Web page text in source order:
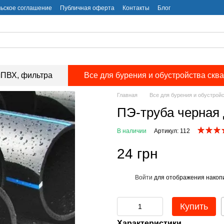
соглашение Публичная оферта Контакты Блог
фильтра Все для бурения и обустройства
Главная Все для бурения и
ПЭ-труба черная
В наличии Артикул: 112
24 грн
Войти для отображения
Купить